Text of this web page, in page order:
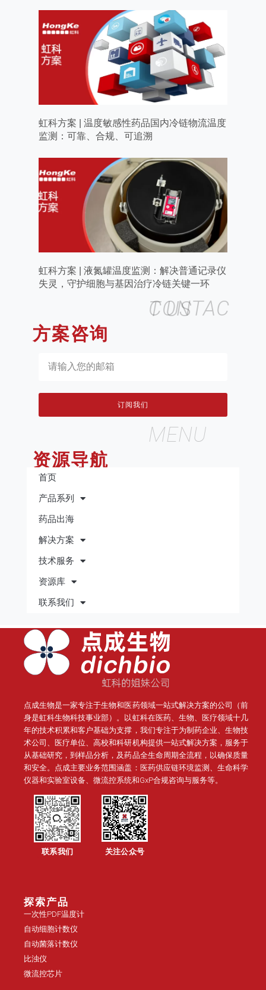
虹科方案 | 温度敏感性药品国内冷链物流温度
监测：可靠、合规、可追溯
虹科方案 | 液氮罐温度监测：解决普通记录仪
失灵，守护细胞与基因治疗冷链关键一环
方案咨询
CONTACT US
订阅我们
资源导航
MENU
首页
产品系列
药品出海
解决方案
技术服务
资源库
联系我们
点成生物是一家专注于生物和医药领域一站式解决方案的公司（前
身是虹科生物科技事业部）。
以虹科在医药、生物、医疗领域十几
年的技术积累和客户基础为支撑，我们专注于为制药企业、生物技
术公司、医疗单位、高校和科研机构提供一站式解决方案，服务于
从基础研究，到样品分析，及药品全生命周期全流程，以确保质量
和安全。点成主要业务范围涵盖：医药供应链环境监测、生命科学
仪器和实验室设备、微流控系统和GxP合规咨询与服务等。
联系我们 关注公众号
探索产品
一次性PDF温度计
自动细胞计数仪
自动菌落计数仪
比浊仪
微流控芯片